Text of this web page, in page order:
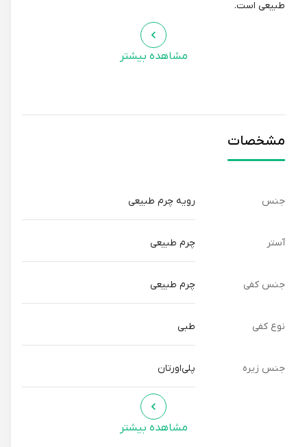
طبیعی است.
مشاهده بیشتر
مشخصات
جنس رویه چرم طبیعی
آستر چرم طبیعی
جنس کفی چرم طبیعی
نوع کفی
جنس زیره پلی‌اورتان
مشاهده بیشتر